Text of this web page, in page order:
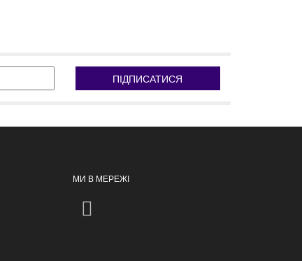
ПІДПИСАТИСЯ
МИ В МЕРЕЖІ